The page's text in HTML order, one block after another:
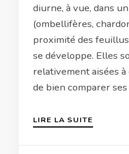
diurne, à vue, dans
(ombellifères,
proximité des
se développe. Elles
relativement aisées
de bien comparer
LIRE LA SUITE